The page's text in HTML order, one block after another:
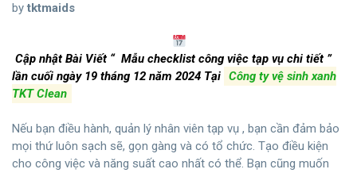
by tktmaids
Cập nhật Bài Viết “Mẫu checklist công việc tạp vụ chi tiết ”
lần cuối ngày 19 tháng 12 năm 2024 Tại Công ty vệ sinh xanh
TKT Clean
Nếu bạn điều hành, quản lý nhân viên tạp vụ , bạn cần đảm bảo
mọi thứ luôn sạch sẽ, gọn gàng và có tổ chức. Tạo điều kiện
cho công việc và năng suất cao nhất có thể. Bạn cũng muốn